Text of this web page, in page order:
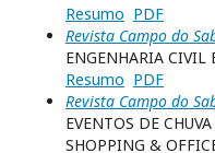
Resumo PDF
Revista Campo do
ENGENHARIA
Resumo PDF
Revista Campo do
EVENTOS DE
SHOPPING &